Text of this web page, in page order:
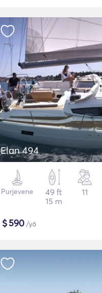
Elan 494
Purjevene
49 ft
15 m
11
$590 /yö